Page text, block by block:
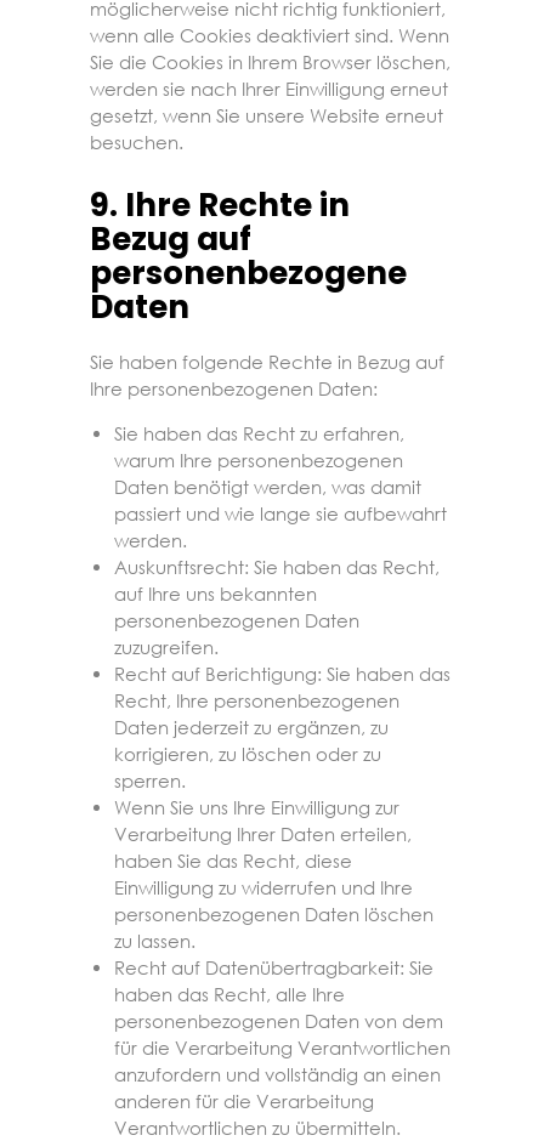
möglicherweise nicht richtig funktioniert,
wenn alle Cookies deaktiviert sind. Wenn
Sie die Cookies in Ihrem Browser löschen,
werden sie nach Ihrer Einwilligung erneut
gesetzt, wenn Sie unsere Website erneut
besuchen.
9. Ihre Rechte in
Bezug auf
personenbezogene
Daten
Sie haben folgende Rechte in Bezug auf
Ihre personenbezogenen Daten:
Sie haben das Recht zu erfahren,
warum Ihre personenbezogenen
Daten benötigt werden, was damit
passiert und wie lange sie aufbewahrt
werden.
Auskunftsrecht: Sie haben das Recht,
auf Ihre uns bekannten
personenbezogenen Daten
zuzugreifen.
Recht auf Berichtigung: Sie haben das
Recht, Ihre personenbezogenen
Daten jederzeit zu ergänzen, zu
korrigieren, zu löschen oder zu
sperren.
Wenn Sie uns Ihre Einwilligung zur
Verarbeitung Ihrer Daten erteilen,
haben Sie das Recht, diese
Einwilligung zu widerrufen und Ihre
personenbezogenen Daten löschen
zu lassen.
Recht auf Datenübertragbarkeit: Sie
haben das Recht, alle Ihre
personenbezogenen Daten von dem
für die Verarbeitung Verantwortlichen
anzufordern und vollständig an einen
anderen für die Verarbeitung
Verantwortlichen zu übermitteln.